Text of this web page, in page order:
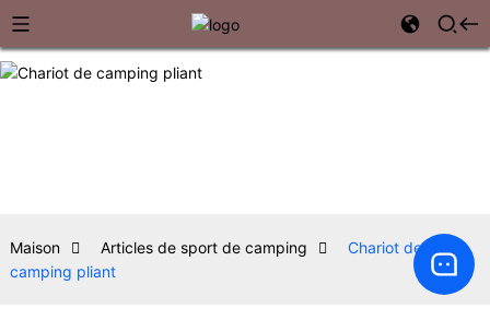
Maison Articles de sport de camping
Chariot de
camping pliant